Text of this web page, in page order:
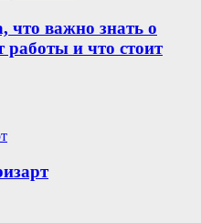
что важно знать о
работы и что стоит